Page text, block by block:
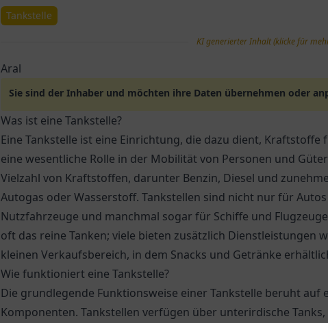
Tankstelle
KI generierter Inhalt (klicke für
Aral
Sie sind der Inhaber und möchten ihre Daten übernehmen oder
Was ist eine Tankstelle?
Eine Tankstelle ist eine Einrichtung, die dazu dient, Kraftstoffe
eine wesentliche Rolle in der Mobilität von Personen und
Vielzahl von Kraftstoffen, darunter Benzin, Diesel und
Autogas oder Wasserstoff. Tankstellen sind nicht nur für
Nutzfahrzeuge und manchmal sogar für Schiffe und
oft das reine Tanken; viele bieten zusätzlich Dienstleistungen
kleinen Verkaufsbereich, in dem Snacks und Getränke
Wie funktioniert eine Tankstelle?
Die grundlegende Funktionsweise einer Tankstelle beruht auf
Komponenten. Tankstellen verfügen über unterirdische